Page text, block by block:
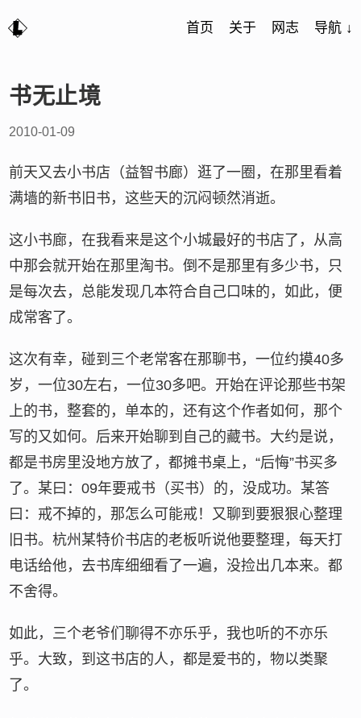
首页 关于 网志 导航 ↓
书无止境
2010-01-09
前天又去小书店（益智书廊）逛了一圈，在那里看着
满墙的新书旧书，这些天的沉闷顿然消逝。
这小书廊，在我看来是这个小城最好的书店了，从高
中那会就开始在那里淘书。倒不是那里有多少书，只
是每次去，总能发现几本符合自己口味的，如此，便
成常客了。
这次有幸，碰到三个老常客在那聊书，一位约摸40多
岁，一位30左右，一位30多吧。开始在评论那些书架
上的书，整套的，单本的，还有这个作者如何，那个
写的又如何。后来开始聊到自己的藏书。大约是说，
都是书房里没地方放了，都摊书桌上，“后悔”书买多
了。某曰：09年要戒书（买书）的，没成功。某答
曰：戒不掉的，那怎么可能戒！又聊到要狠狠心整理
旧书。杭州某特价书店的老板听说他要整理，每天打
电话给他，去书库细细看了一遍，没捡出几本来。都
不舍得。
如此，三个老爷们聊得不亦乐乎，我也听的不亦乐
乎。大致，到这书店的人，都是爱书的，物以类聚
了。